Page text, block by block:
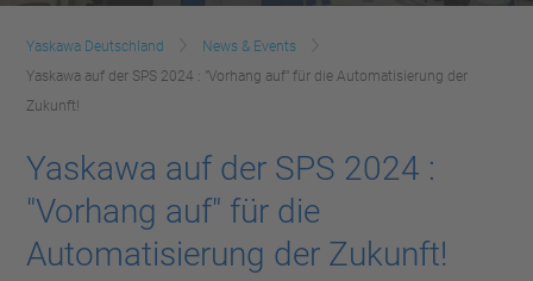
Yaskawa Deutschland
News & Events
Yaskawa auf der SPS 2024 : "Vorhang auf" für die Automatisierung der
Zukunft!
Yaskawa auf der SPS 2024 :
"Vorhang auf" für die
Automatisierung der Zukunft!